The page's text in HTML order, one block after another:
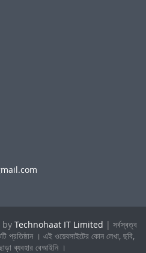
byTechnohaat IT Limited | সর্বস্বত্ব
প্রতিষ্ঠান । এই ওয়েবসাইটের কোন লেখা, ছবি,
ব্যবহার বেআইনি ।